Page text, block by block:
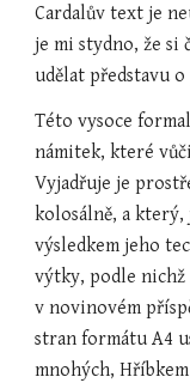
Cardalův text je
je mi stydno, že si
udělat představu
Této vysoce
námitek, které
Vyjadřuje je
kolosálně, a který,
výsledkem jeho
výtky, podle nichž
v novinovém
stran formátu A4
mnohých,